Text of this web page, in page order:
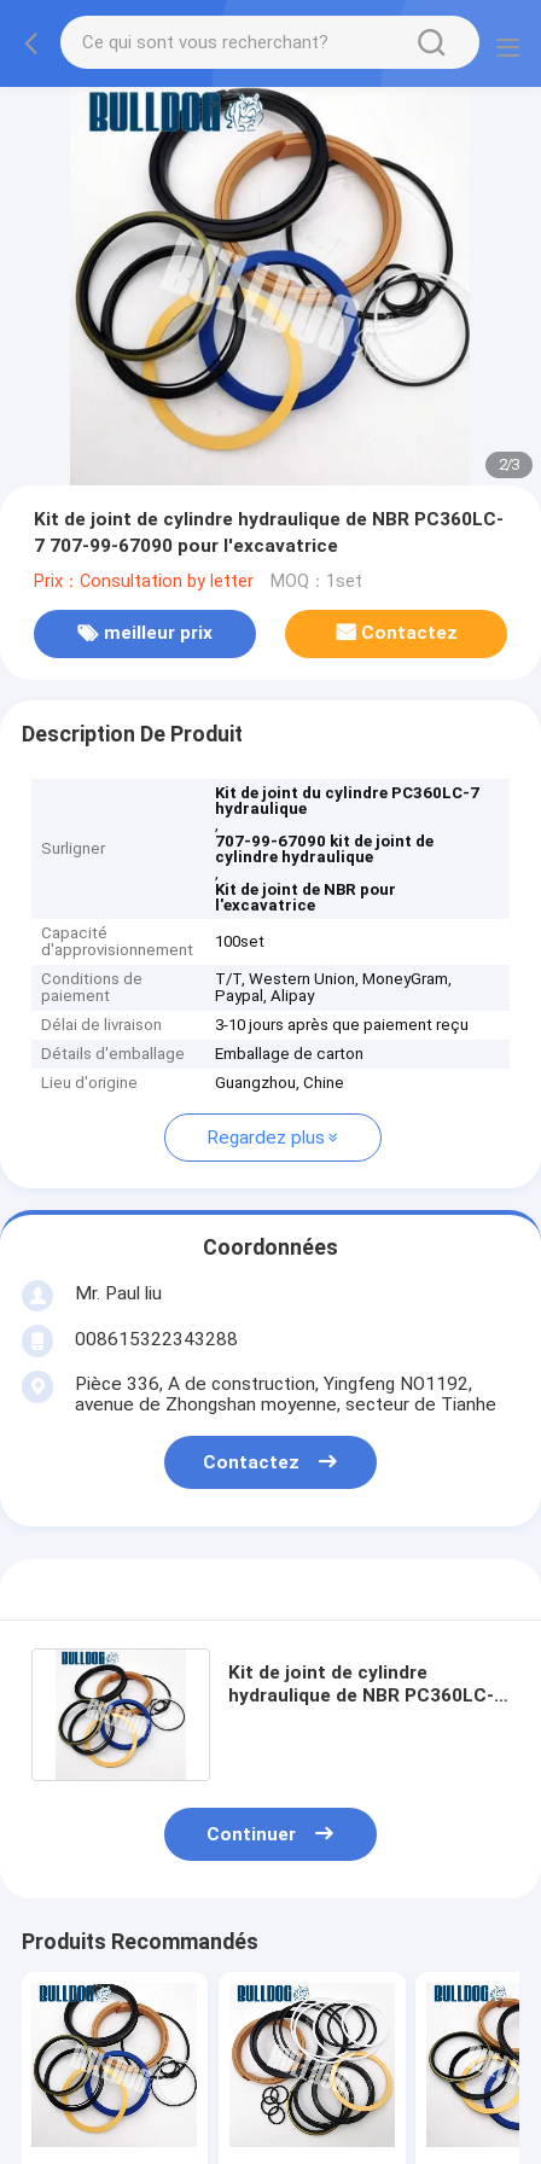
2/3
Kit de joint de cylindre hydraulique de NBR PC360LC-
7 707-99-67090 pour l'excavatrice
Prix：Consultation by letter MOQ：1set
meilleur prix Contactez
Description De Produit
Surligner
Kit de joint du cylindre PC360LC-7
hydraulique
,
707-99-67090 kit de joint de
cylindre hydraulique
,
Kit de joint de NBR pour
l'excavatrice
Capacité
d'approvisionnement
100set
Conditions de
paiement
T/T, Western Union, MoneyGram,
Paypal, Alipay
Délai de livraison
3-10 jours après que paiement reçu
Détails d'emballage
Emballage de carton
Lieu d'origine
Guangzhou, Chine
Regardez plus
Coordonnées
Mr. Paul liu
008615322343288
Pièce 336, A de construction, Yingfeng NO1192,
avenue de Zhongshan moyenne, secteur de Tianhe
Contactez
Kit de joint de cylindre
hydraulique de NBR PC360LC-7
Continuer
Produits Recommandés